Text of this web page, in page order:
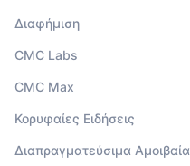
Διαφήμιση
CMC Labs
CMC Max
Κορυφαίες Ειδήσεις
Διαπραγματεύσιμα Αμοιβαία